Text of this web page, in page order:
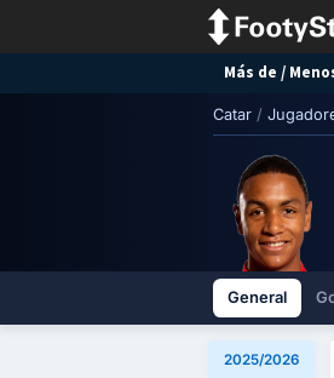
Más de /
Catar /
General
2025/2026